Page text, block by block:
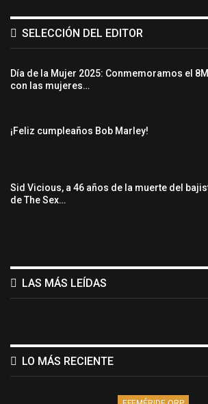
SELECCIÓN DEL EDITOR
Día de la Mujer 2025: Conmemoramos el 8M
con las mujeres…
¡Feliz cumpleaños Bob Marley!
Sid Vicious, a 46 años de la muerte del
de The Sex…
LAS MÁS LEÍDAS
LO MÁS RECIENTE